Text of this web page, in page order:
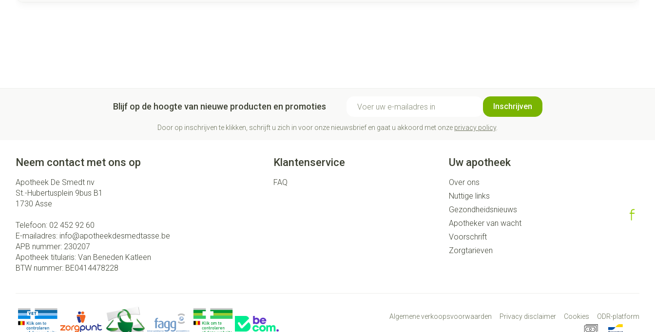
Blijf op de hoogte van nieuwe producten en promoties Inschrijven
Door op inschrijven te klikken, schrijft u zich in voor onze nieuwsbrief en gaat u akkoord met onze privacy policy.
Neem contact met ons op
Apotheek De Smedt nv
St.-Hubertusplein 9bus B1
1730 Asse
Telefoon: 02 452 92 60
E-mailadres: info@apotheekdesmedtasse.be
APB nummer: 230207
Apotheek titularis: Van Beneden Katleen
BTW nummer: BE0414478228
Klantenservice
FAQ
Uw apotheek
Over ons
Nuttige links
Gezondheidsnieuws
Apotheker van wacht
Voorschrift
Zorgtarieven
Algemene verkoopsvoorwaarden Privacy disclaimer Cookies ODR-platform